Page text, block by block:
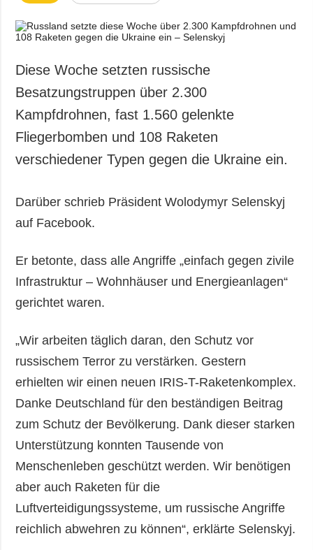
Wirtschaft
Militär
Kultur
Sport
Kriminalität
Notstand und
Notfälle
personenbezogener
Daten
Veröffentlichungen
Interview
Video
Abonnement
Diese Woche setzten russische
Besatzungstruppen über 2.300
Kampfdrohnen, fast 1.560 gelenkte
Fliegerbomben und 108 Raketen
verschiedener Typen gegen die Ukraine ein.
Darüber schrieb Präsident Wolodymyr Selenskyj
auf Facebook.
Er betonte, dass alle Angriffe „einfach gegen zivile
Infrastruktur – Wohnhäuser und Energieanlagen“
gerichtet waren.
„Wir arbeiten täglich daran, den Schutz vor
russischem Terror zu verstärken. Gestern
erhielten wir einen neuen IRIS-T-Raketenkomplex.
Danke Deutschland für den beständigen Beitrag
zum Schutz der Bevölkerung. Dank dieser starken
Unterstützung konnten Tausende von
Menschenleben geschützt werden. Wir benötigen
aber auch Raketen für die
Luftverteidigungssysteme, um russische Angriffe
reichlich abwehren zu können“, erklärte Selenskyj.